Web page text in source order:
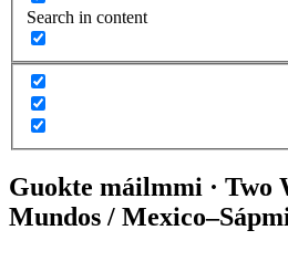
Search in content
Guokte máilmmi · Two
Mundos /